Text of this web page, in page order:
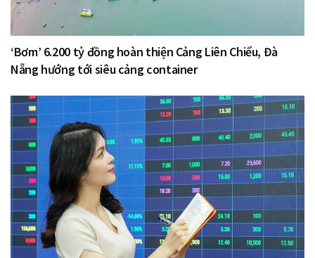
‘Bơm’ 6.200 tỷ đồng hoàn thiện Cảng Liên Chiểu, Đà
Nẵng hướng tới siêu cảng container